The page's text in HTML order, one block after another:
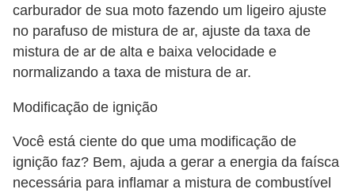
carburador de sua moto fazendo um ligeiro ajuste
no parafuso de mistura de ar, ajuste da taxa de
mistura de ar de alta e baixa velocidade e
normalizando a taxa de mistura de ar.
Modificação de ignição
Você está ciente do que uma modificação de
ignição faz? Bem, ajuda a gerar a energia da faísca
necessária para inflamar a mistura de combustível